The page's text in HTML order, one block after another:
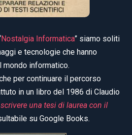
Nostalgia Informatica” siamo soliti
e tecnologie che hanno
mondo informatico.
per continuare il percorso
in un libro del 1986 di Claudio
una tesi di laurea con il
su Google Books.